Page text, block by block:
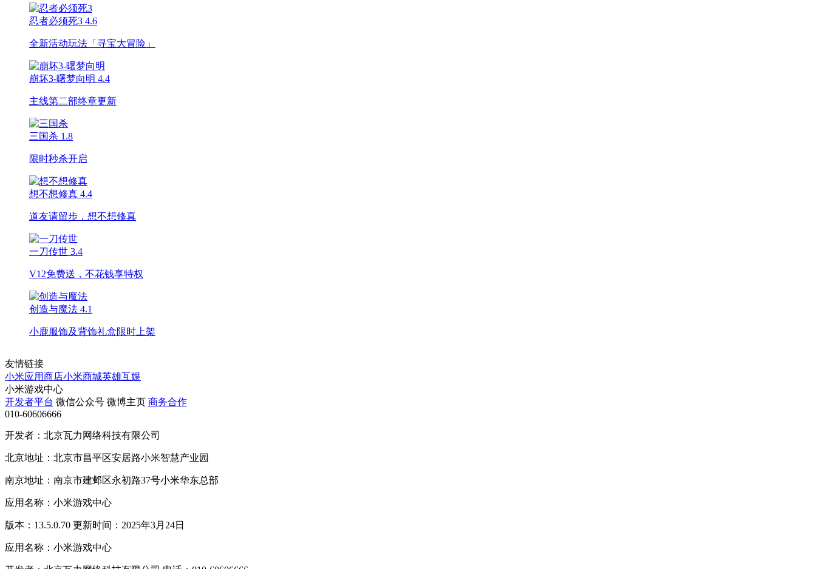
忍者必须死3 4.6
全新活动玩法「寻宝大冒险」
崩坏3-曙梦向明 4.4
主线第二部终章更新
三国杀 1.8
限时秒杀开启
想不想修真 4.4
道友请留步，想不想修真
一刀传世 3.4
V12免费送，不花钱享特权
创造与魔法 4.1
小鹿服饰及背饰礼盒限时上架
友情链接
小米应用商店小米商城英雄互娱
小米游戏中心
开发者平台 微信公众号 微博主页 商务合作
010-60606666
开发者：北京瓦力网络科技有限公司
北京地址：北京市昌平区安居路小米智慧产业园
南京地址：南京市建邺区永初路37号小米华东总部
应用名称：小米游戏中心
版本：13.5.0.70 更新时间：2025年3月24日
应用名称：小米游戏中心